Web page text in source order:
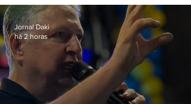
Jornal Daki
há 2 horas